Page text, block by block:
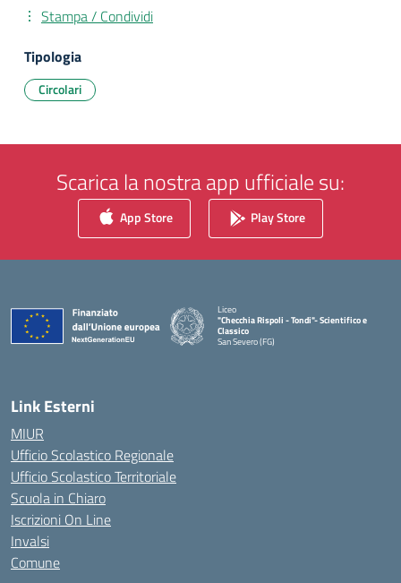
Stampa / Condividi
Tipologia
Circolari
Scarica la nostra app ufficiale su:
App Store Play Store
Liceo
"Checchia Rispoli - Tondi"- Scientifico e
Classico
San Severo (FG)
Link Esterni
MIUR
Ufficio Scolastico Regionale
Ufficio Scolastico Territoriale
Scuola in Chiaro
Iscrizioni On Line
Invalsi
Comune